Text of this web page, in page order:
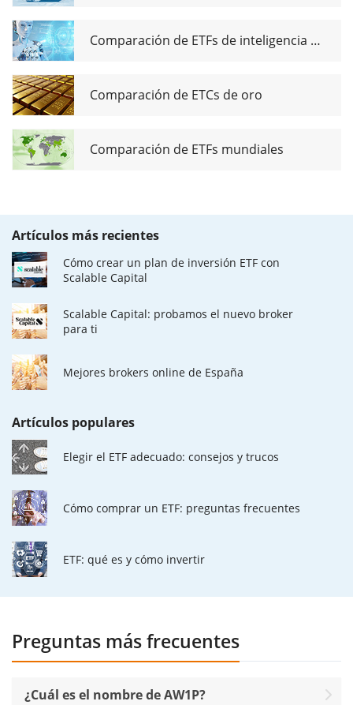
Comparación de ETFs de inteligencia artificial
Comparación de ETCs de oro
Comparación de ETFs mundiales
Artículos más recientes
Cómo crear un plan de inversión ETF con
Scalable Capital
Scalable Capital: probamos el nuevo broker
para ti
Mejores brokers online de España
Artículos populares
Elegir el ETF adecuado: consejos y trucos
Cómo comprar un ETF: preguntas frecuentes
ETF: qué es y cómo invertir
Preguntas más frecuentes
¿Cuál es el nombre de AW1P?